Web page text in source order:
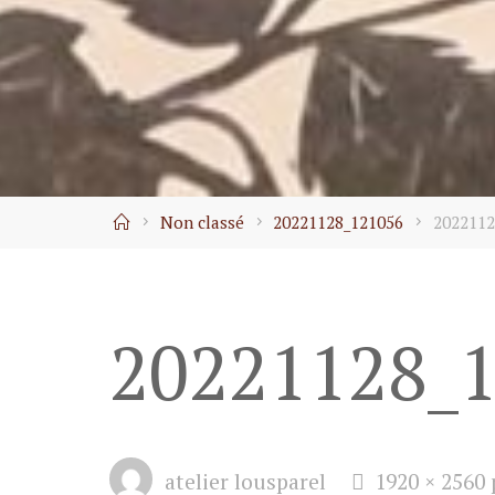
HomeNon classé 20221128_121056
atelier lousparel Full1920 × 2560